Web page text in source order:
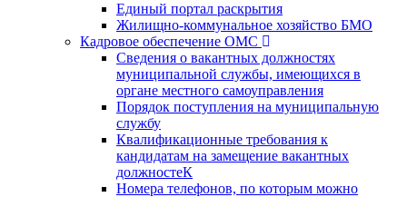
Единый портал раскрытия
Жилищно-коммунальное хозяйство БМО
Кадровое обеспечение ОМС
Сведения о вакантных должностях
муниципальной службы, имеющихся в
органе местного самоуправления
Порядок поступления на муниципальную
службу
Квалификационные требования к
кандидатам на замещение вакантных
должностеК
Номера телефонов, по которым можно